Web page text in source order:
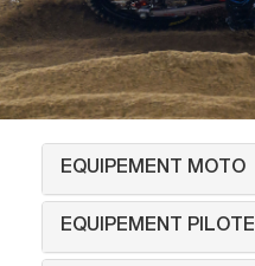
EQUIPEMENT MOTO
EQUIPEMENT PILOTE